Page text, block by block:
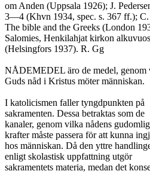
om Anden (Uppsala 1926); J.
3—4 (Khvn 1934, spec. s. 367 ff.);
The bible and the Greeks (London
Salomies, Henkilahjat kirkon
(Helsingfors 1937). R. Gg
NÅDEMEDEL äro de medel, genom
Guds nåd i Kristus möter människan.
I katolicismen faller tyngdpunkten på
sakramenten. Dessa betraktas som de
kanaler, genom vilka nådens
krafter måste passera för att kunna
hos människan. Då den yttre
enligt skolastisk uppfattning utgör
sakramentets materia, medan det